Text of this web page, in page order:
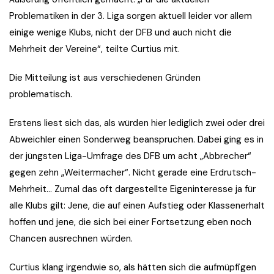
Problematiken in der 3. Liga sorgen aktuell leider vor allem
einige wenige Klubs, nicht der DFB und auch nicht die
Mehrheit der Vereine“, teilte Curtius mit.
Die Mitteilung ist aus verschiedenen Gründen
problematisch.
Erstens liest sich das, als würden hier lediglich zwei oder drei
Abweichler einen Sonderweg beanspruchen. Dabei ging es in
der jüngsten Liga-Umfrage des DFB um acht „Abbrecher“
gegen zehn „Weitermacher“. Nicht gerade eine Erdrutsch-
Mehrheit… Zumal das oft dargestellte Eigeninteresse ja für
alle Klubs gilt: Jene, die auf einen Aufstieg oder Klassenerhalt
hoffen und jene, die sich bei einer Fortsetzung eben noch
Chancen ausrechnen würden.
Curtius klang irgendwie so, als hätten sich die aufmüpfigen